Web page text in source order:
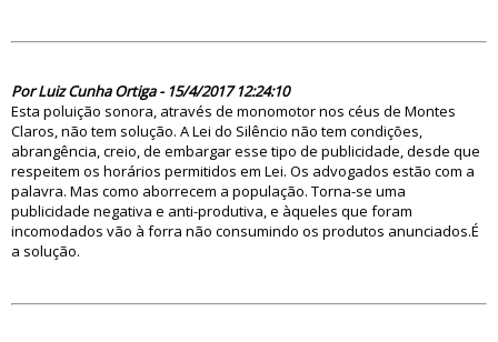
Por Luiz Cunha Ortiga - 15/4/2017 12:24:10
Esta poluição sonora, através de monomotor nos céus de Montes
Claros, não tem solução. A Lei do Silêncio não tem condições,
abrangência, creio, de embargar esse tipo de publicidade, desde que
respeitem os horários permitidos em Lei. Os advogados estão com a
palavra. Mas como aborrecem a população. Torna-se uma
publicidade negativa e anti-produtiva, e àqueles que foram
incomodados vão à forra não consumindo os produtos anunciados.É
a solução.